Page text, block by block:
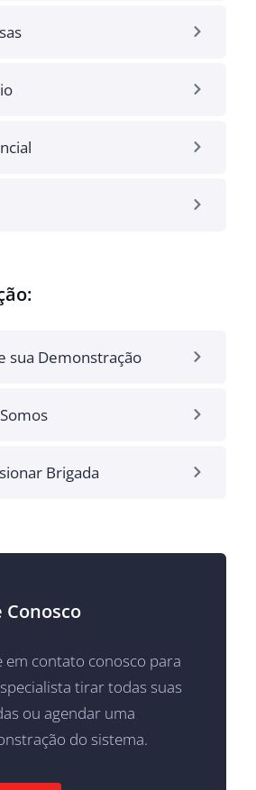
sua Demonstração
Brigada
Conosco
em contato conosco para
tirar todas suas
ou agendar uma
do sistema.